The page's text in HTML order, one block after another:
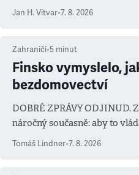
salvy i kritika pokrokářů
Jan H. Vitvar•7. 8. 2026
Zahraničí•5 minut
Finsko vymyslelo,
bezdomovectví
DOBRÉ ZPRÁVY ODJINUD.
náročný současně: aby to
prioritu
Tomáš Lindner•7. 8. 2026